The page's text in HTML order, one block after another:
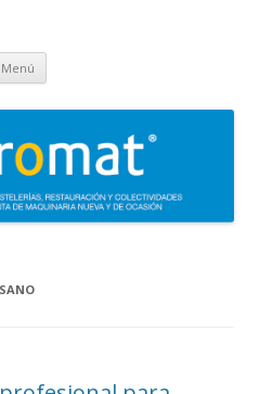
pastelerías, restauración y
Menú Saltar
contenido